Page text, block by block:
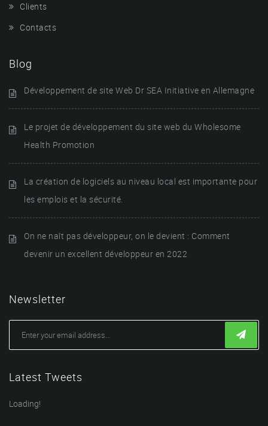
Clients
Contacts
Blog
Développement de site Web Dr SEA Initiative en Allemagne
Le projet de développement du site web du Wholesome
Health Promotion
La création de logiciels au niveau local est importante pour
les emplois et la sécurité.
On ne naît pas développeur, on le devient : Comment
devenir un excellent développeur en 2022
Newsletter
Latest Tweets
Loading!